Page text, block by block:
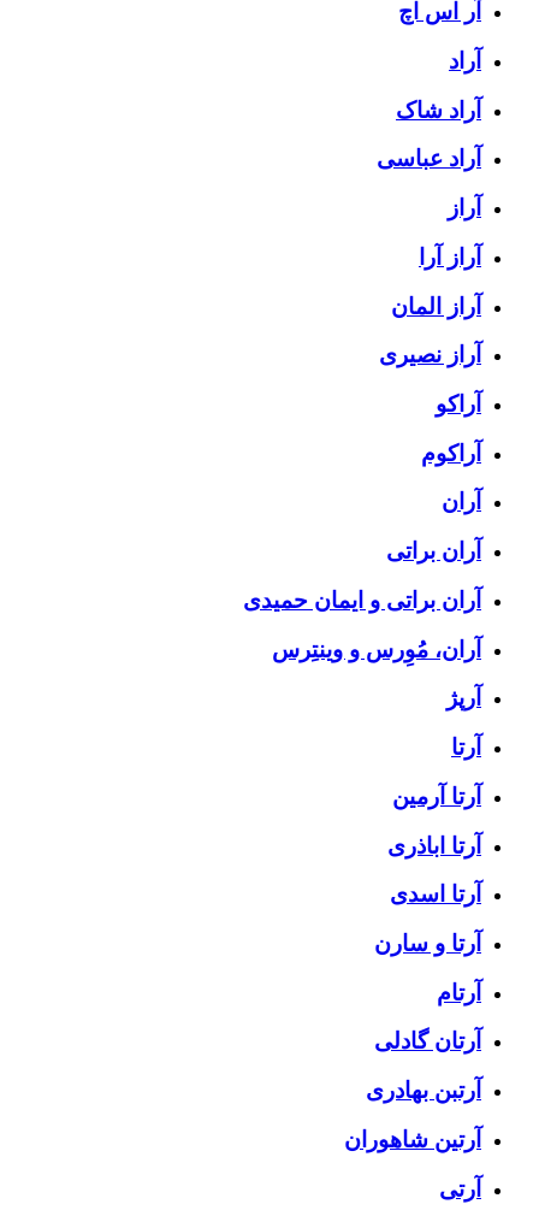
آر اس اچ
آراد
آراد شاک
آراد عباسی
آراز
آراز آرا
آراز المان
آراز نصیری
آراکو
آراکوم
آران
آران براتی
آران براتی و ایمان حمیدی
آران، مُوِرس و وینتِرس
آرپژ
آرتا
آرتا آرمین
آرتا اباذری
آرتا اسدی
آرتا و سارن
آرتام
آرتان گادلی
آرتبن بهادری
آرتين شاهوران
آرتی